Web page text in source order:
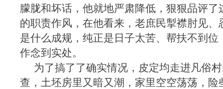
朦胧和坏话，他就地严肃降低，狠狠品评了
的职责作风，在他看来，老庶民掣襟肘见、
是什么成规，纯正是日子太苦、帮扶不到位
作念到实处。
为了搞了了确实情况，皮定均走进凡俗
查，土坯房里又暗又潮，家里空空荡荡，险